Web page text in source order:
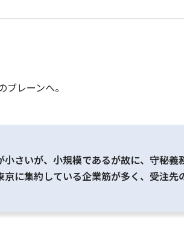
レーンへ。
さいが、小規模であるが故に、守秘
に集約している企業筋が多く、受注先